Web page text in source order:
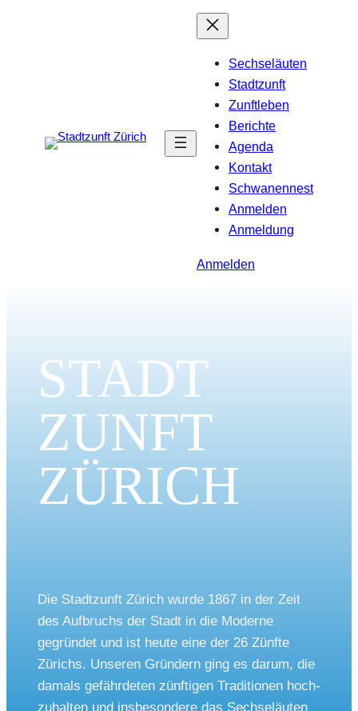
Sech­se­läu­ten
Stadtzunft
Zunftleben
Berichte
Agenda
Kontakt
Schwa­nen­nest
Anmelden
Anmeldung
Anmelden
STADT
ZUNFT
ZÜRICH
Die Stadt­zunft Zürich wur­de 1867 in der Zeit
des Auf­bruchs der Stadt in die Moder­ne
gegrün­det und ist heu­te eine der 26 Zünf­te
Zürichs. Unse­ren Grün­dern ging es dar­um, die
damals gefähr­de­ten zünf­ti­gen Tra­di­tio­nen hoch­
zu­hal­ten und ins­be­son­de­re das Sech­se­läu­ten